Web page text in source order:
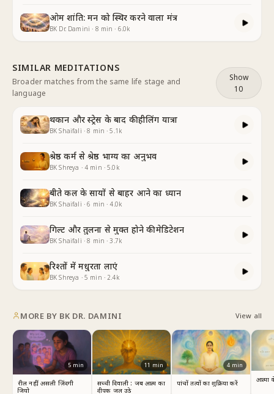
ओम शांति: मन को स्थिर करने वाला मंत्र
BK Dr. Damini · 8 min · 6.0k
SIMILAR MEDITATIONS
Broader matches from the same life stage and
language
Show
10
थकान और स्ट्रेस के बाद की हीलिंग यात्रा
BK Shaifali ·8 min ·5.1k
श्रेष्ठ कर्म से श्रेष्ठ भाग्य का अनुभव
BK Shreya · 4 min ·5.0k
बीते कल के सायों से बाहर आने का ध्यान
BK Shaifali ·6 min ·4.0k
गिल्ट और तुलना से मुक्त होने की मेडिटेशन
BK Shaifali ·8 min ·3.7k
रिश्तों में मधुरता लाएं
BK Shreya · 5 min ·2.4k
MORE BY BK DR. DAMINI View all
5 min
रील नहीं, असली ज़िंदगी
जियो
11 min
सच्ची दिवाली : जब आत्म का
दीपक जल उठे
4 min
पांचों तत्वों का शुक्रिया करें आत्मा